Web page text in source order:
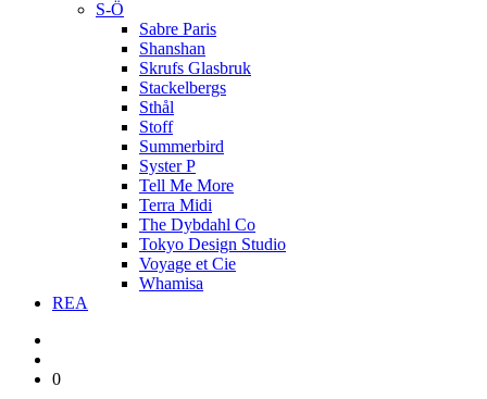
S-Ö
Sabre Paris
Shanshan
Skrufs Glasbruk
Stackelbergs
Sthål
Stoff
Summerbird
Syster P
Tell Me More
Terra Midi
The Dybdahl Co
Tokyo Design Studio
Voyage et Cie
Whamisa
REA
0